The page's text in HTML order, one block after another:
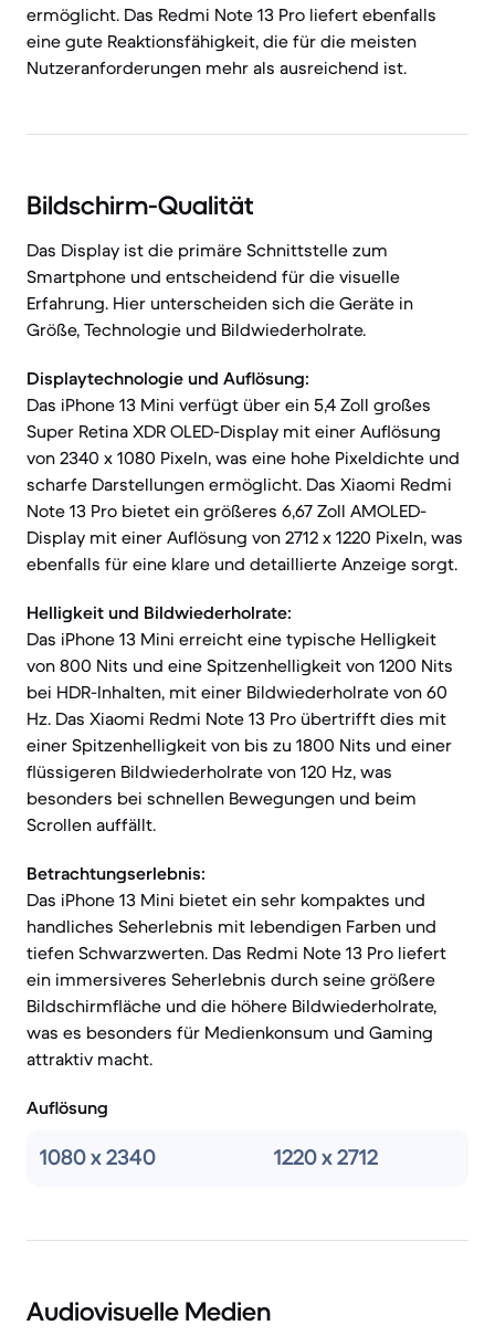
ermöglicht. Das Redmi Note 13 Pro liefert ebenfalls
eine gute Reaktionsfähigkeit, die für die meisten
Nutzeranforderungen mehr als ausreichend ist.
Bildschirm-Qualität
Das Display ist die primäre Schnittstelle zum
Smartphone und entscheidend für die visuelle
Erfahrung. Hier unterscheiden sich die Geräte in
Größe, Technologie und Bildwiederholrate.
Displaytechnologie und Auflösung:
Das iPhone 13 Mini verfügt über ein 5,4 Zoll großes
Super Retina XDR OLED-Display mit einer Auflösung
von 2340 x 1080 Pixeln, was eine hohe Pixeldichte und
scharfe Darstellungen ermöglicht. Das Xiaomi Redmi
Note 13 Pro bietet ein größeres 6,67 Zoll AMOLED-
Display mit einer Auflösung von 2712 x 1220 Pixeln, was
ebenfalls für eine klare und detaillierte Anzeige sorgt.
Helligkeit und Bildwiederholrate:
Das iPhone 13 Mini erreicht eine typische Helligkeit
von 800 Nits und eine Spitzenhelligkeit von 1200 Nits
bei HDR-Inhalten, mit einer Bildwiederholrate von 60
Hz. Das Xiaomi Redmi Note 13 Pro übertrifft dies mit
einer Spitzenhelligkeit von bis zu 1800 Nits und einer
flüssigeren Bildwiederholrate von 120 Hz, was
besonders bei schnellen Bewegungen und beim
Scrollen auffällt.
Betrachtungserlebnis:
Das iPhone 13 Mini bietet ein sehr kompaktes und
handliches Seherlebnis mit lebendigen Farben und
tiefen Schwarzwerten. Das Redmi Note 13 Pro liefert
ein immersiveres Seherlebnis durch seine größere
Bildschirmfläche und die höhere Bildwiederholrate,
was es besonders für Medienkonsum und Gaming
attraktiv macht.
Auflösung
1080 x 2340 1220 x 2712
Audiovisuelle Medien